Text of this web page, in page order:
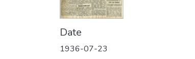
Date
1936-07-23